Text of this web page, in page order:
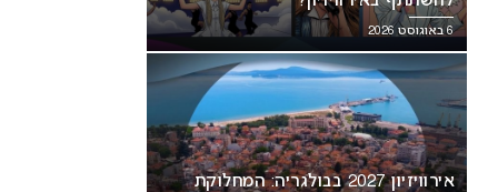
6 באוגוסט 2026
אירוויזיון 2027 בבולגריה: המחלוקת